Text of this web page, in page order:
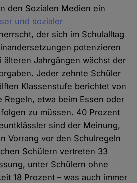
den Sozialen Medien ein
und sozialer
der sich im Schulalltag
potenzieren
älteren Jahrgängen wächst der
Jeder zehnte Schüler
Klassenstufe berichtet von
Regeln, etwa beim Essen oder
zu müssen. 40 Prozent
sind der Meinung,
Vorrang vor den Schulregeln
Schülern vertreten 33
unter Schülern ohne
18 Prozent – was auch immer